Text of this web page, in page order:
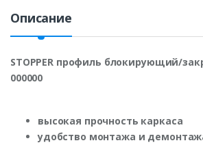
Описание
STOPPER профиль блокирующий/
000000
высокая прочность каркаса
удобство монтажа и